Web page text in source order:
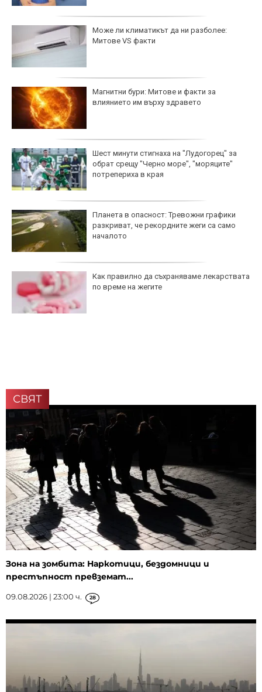
Може ли климатикът да ни разболее:
Митове VS факти
Магнитни бури: Митове и факти за
влиянието им върху здравето
Шест минути стигнаха на "Лудогорец" за
обрат срещу "Черно море", "моряците"
потрепериха в края
Планета в опасност: Тревожни графики
разкриват, че рекордните жеги са само
началото
Как правилно да съхраняваме лекарствата
по време на жегите
СВЯТ
Зона на зомбита: Наркотици, бездомници и
престъпност превземат...
09.08.2026 | 23:00 ч. 28